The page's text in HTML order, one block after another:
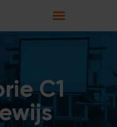
C1